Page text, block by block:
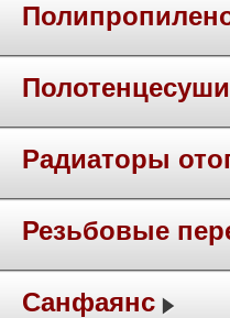
Радиаторы
Резьбовые
Санфаянс